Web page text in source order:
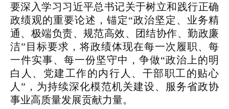
要深入学习习近平总书记关于树立和践行正确
政绩观的重要论述，锚定“政治坚定、业务精
通、极端负责、规范高效、团结协作、勤政廉
洁”目标要求，将政绩体现在每一次履职、每
一件实事、每一份坚守中，争做“政治上的明
白人、党建工作的内行人、干部职工的贴心
人”，为持续深化模范机关建设、服务省政协
事业高质量发展贡献力量。